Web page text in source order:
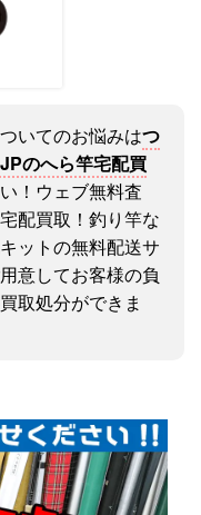
いてのお悩みはつ
のへら竿宅配買
！ウェブ無料査
配買取！釣り竿な
ットの無料配送サ
意してお客様の負
取処分ができま